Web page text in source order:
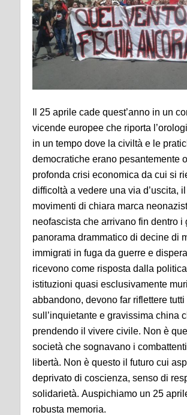
Il 25 aprile cade quest’anno in un
vicende europee che riporta
in un tempo dove la civiltà e le
democratiche erano pesantemente
profonda crisi economica da cui si
difficoltà a vedere una via d’uscita,
movimenti di chiara marca
neofascista che arrivano fin dentro i
panorama drammatico di decine di
immigrati in fuga da guerre e
ricevono come risposta dalla
istituzioni quasi esclusivamente
abbandono, devono far riflettere tutti
sull’inquietante e gravissima china
prendendo il vivere civile. Non è
società che sognavano i
libertà. Non è questo il futuro cui
deprivato di coscienza, senso di
solidarietà. Auspichiamo un 25
robusta memoria.